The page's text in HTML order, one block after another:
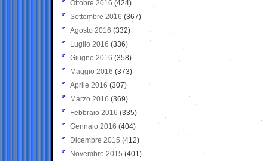
Ottobre 2016 (424)
Settembre 2016 (367)
Agosto 2016 (332)
Luglio 2016 (336)
Giugno 2016 (358)
Maggio 2016 (373)
Aprile 2016 (307)
Marzo 2016 (369)
Febbraio 2016 (335)
Gennaio 2016 (404)
Dicembre 2015 (412)
Novembre 2015 (401)